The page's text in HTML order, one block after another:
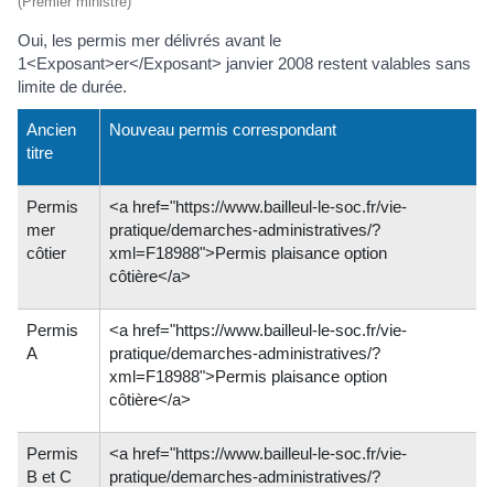
Oui, les permis mer délivrés avant le
1<Exposant>er</Exposant> janvier 2008 restent valables sans
limite de durée.
Ancien
titre
Nouveau permis correspondant
Permis
mer
côtier
<a href="https://www.bailleul-le-soc.fr/vie-
pratique/demarches-administratives/?
xml=F18988">Permis plaisance option
côtière</a>
Permis
A
<a href="https://www.bailleul-le-soc.fr/vie-
pratique/demarches-administratives/?
xml=F18988">Permis plaisance option
côtière</a>
Permis
B et C
<a href="https://www.bailleul-le-soc.fr/vie-
pratique/demarches-administratives/?